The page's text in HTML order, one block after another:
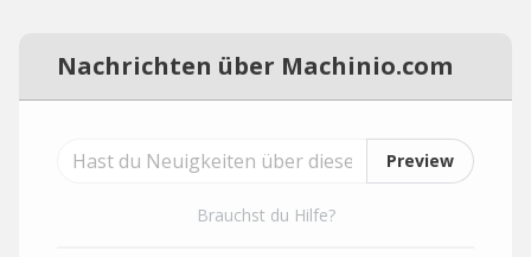
Nachrichten über Machinio.com
Preview
Brauchst du Hilfe?